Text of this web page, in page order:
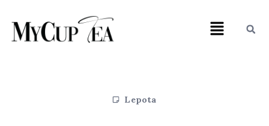
Lepota